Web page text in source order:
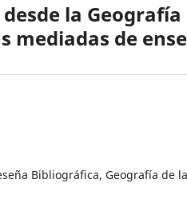
la
mediadas de
Bibliográfica, Geografía de